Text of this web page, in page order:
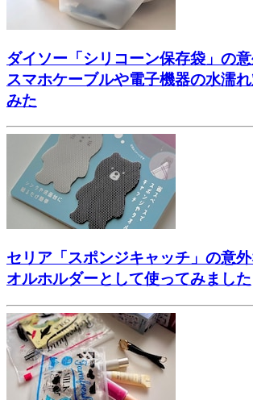
ダイソー「シリコーン保存袋」の意
スマホケーブルや電子機器の水濡
みた
セリア「スポンジキャッチ」の意
オルホルダーとして使ってみました